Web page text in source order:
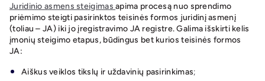
Juridinio asmens steigimasapima procesą nuo sprendimo
priėmimo steigti pasirinktos teisinės formos juridinį asmenį
(toliau – JA) iki jo įregistravimo JA registre. Galima išskirti kelis
įmonių steigimo etapus, būdingus bet kurios teisinės formos
JA:
Aiškus veiklos tikslų ir uždavinių pasirinkimas;